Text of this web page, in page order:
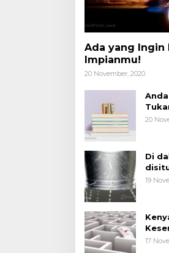
Ada yang Ingin
Impianmu!
20 November, 2020
20
Di
19
17